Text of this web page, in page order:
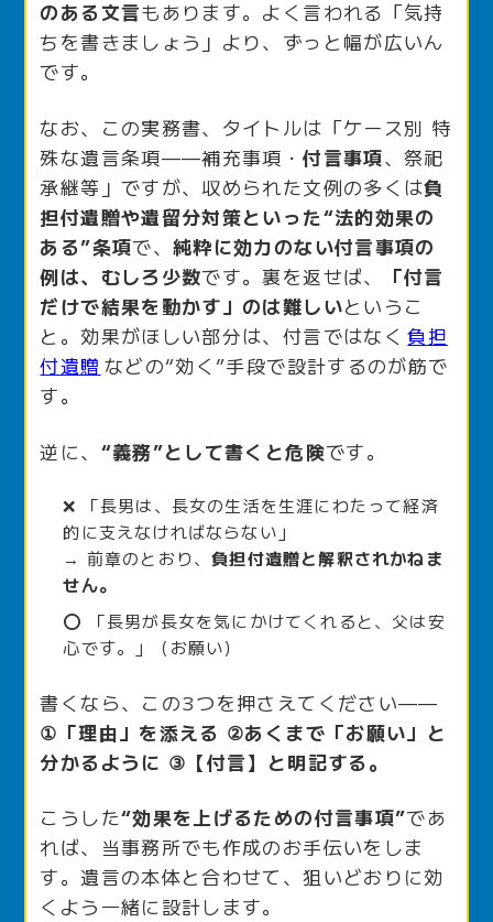
のある文言もあります。よく言われる「気持
ちを書きましょう」より、ずっと幅が広いん
です。
なお、この実務書、タイトルは「ケース別 特
殊な遺言条項——補充事項・付言事項、祭祀
承継等」ですが、収められた文例の多くは負
担付遺贈や遺留分対策といった“法的効果の
ある”条項で、純粋に効力のない付言事項の
例は、むしろ少数です。裏を返せば、
「付言
だけで結果を動かす」のは難しいというこ
と。効果がほしい部分は、付言ではなく 負担
付遺贈 などの“効く”手段で設計するのが筋で
す。
逆に、 “義務”として書くと危険です。
❌ 「長男は、長女の生活を生涯にわたって経済
的に支えなければならない」
→ 前章のとおり、負担付遺贈と解釈されかねま
せん。
⭕ 「長男が長女を気にかけてくれると、父は安
心です。」（お願い）
書くなら、この3つを押さえてください——
①「理由」を添える ②あくまで「お願い」と
分かるように ③【付言】と明記する。
こうした“効果を上げるための付言事項”であ
れば、当事務所でも作成のお手伝いをしま
す。遺言の本体と合わせて、狙いどおりに効
くよう一緒に設計します。